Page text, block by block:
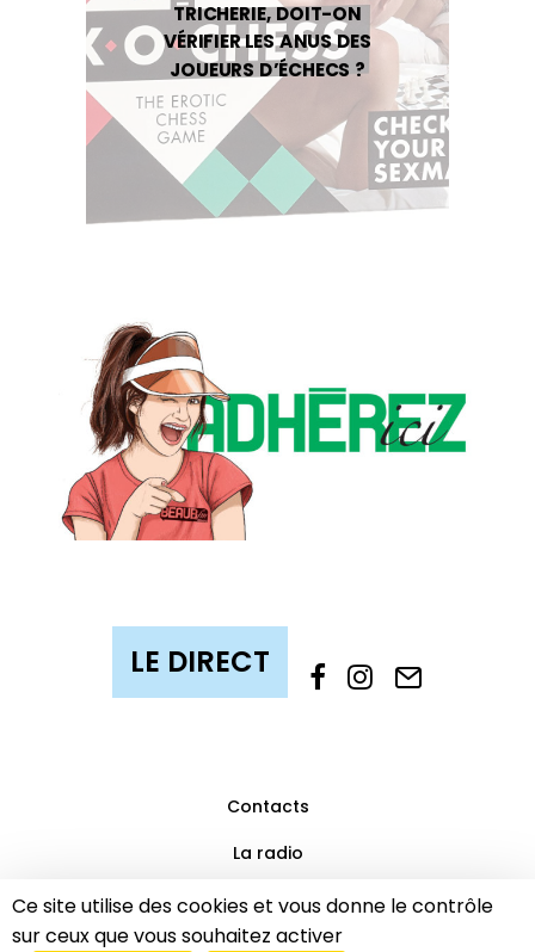
Ce site utilise des cookies et vous donne le contrôle
sur ceux que vous souhaitez activer
TRICHERIE, DOIT-ON
VÉRIFIER LES ANUS DES
JOUEURS D’ÉCHECS ?
Contacts
La radio
Mentions légales
Partenaires